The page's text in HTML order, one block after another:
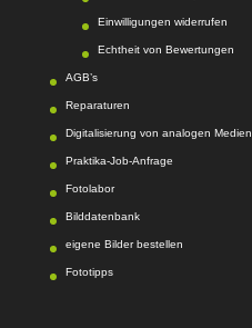
Einwilligungen widerrufen
Echtheit von Bewertungen
AGB’s
Reparaturen
Digitalisierung von analogen Medien
Praktika-Job-Anfrage
Fotolabor
Bilddatenbank
eigene Bilder bestellen
Fototipps